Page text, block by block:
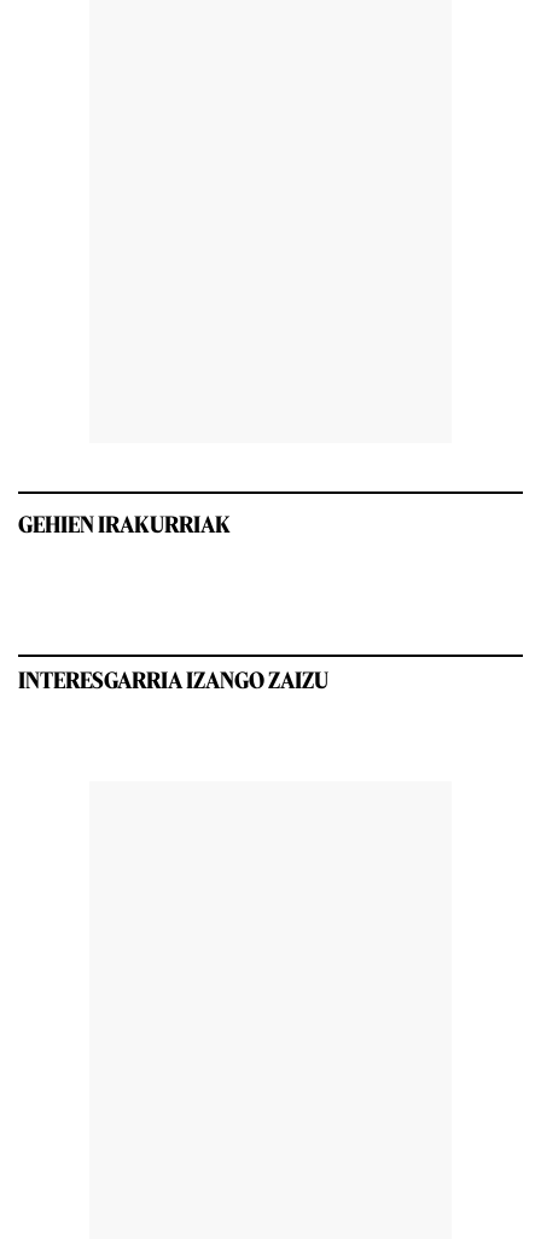
GEHIEN IRAKURRIAK
INTERESGARRIA IZANGO ZAIZU